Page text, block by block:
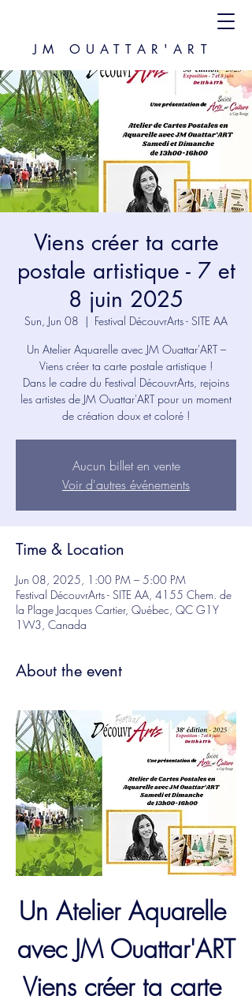
JM OUATTAR'ART
Viens créer ta carte
postale artistique - 7 et
8 juin 2025
Sun, Jun 08
  |
Festival DécouvrArts - SITE AA
Un Atelier Aquarelle avec JM Ouattar'ART –
Viens créer ta carte postale artistique !
Dans le cadre du Festival DécouvrArts, rejoins
les artistes de JM Ouattar'ART pour un moment
de création doux et coloré !
Aucun billet en vente
Voir d'autres événements
Time & Location
Jun 08, 2025, 1:00 PM – 5:00 PM
Festival DécouvrArts - SITE AA, 4155 Chem. de
la Plage Jacques Cartier, Québec, QC G1Y
1W3, Canada
About the event
Un Atelier Aquarelle
avec JM Ouattar'ART
Viens créer ta carte